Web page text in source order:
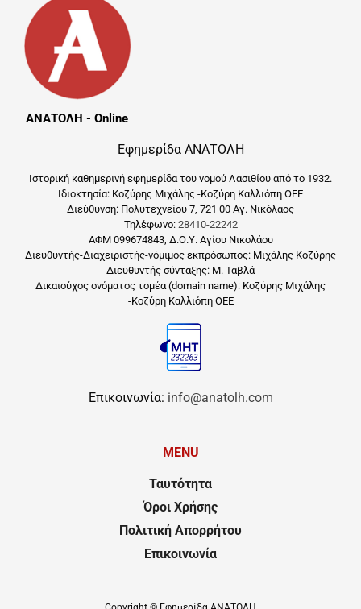
ΑΝΑΤΟΛΗ - Online
Εφημερίδα ΑΝΑΤΟΛΗ
Ιστορική καθημερινή εφημερίδα του νομού Λασιθίου από το 1932.
Ιδιοκτησία: Κοζύρης Μιχάλης -Κοζύρη Καλλιόπη ΟΕΕ
Διεύθυνση: Πολυτεχνείου 7, 721 00 Αγ. Νικόλαος
Τηλέφωνο: 28410-22242
ΑΦΜ 099674843, Δ.Ο.Υ. Αγίου Νικολάου
Διευθυντής-Διαχειριστής-νόμιμος εκπρόσωπος: Μιχάλης Κοζύρης
Διευθυντής σύνταξης: Μ. Ταβλά
Δικαιούχος ονόματος τομέα (domain name): Κοζύρης Μιχάλης
-Κοζύρη Καλλιόπη ΟΕΕ
Επικοινωνία: info@anatolh.com
MENU
Ταυτότητα
Όροι Χρήσης
Πολιτική Απορρήτου
Επικοινωνία